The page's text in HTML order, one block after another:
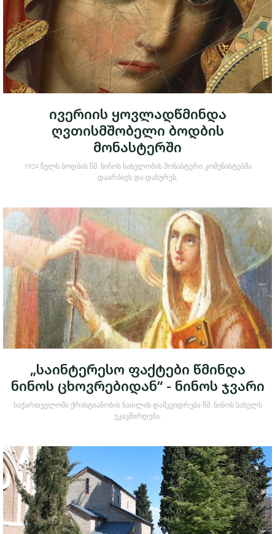
ივერიის ყოვლადწმინდა
ღვთისმშობელი ბოდბის
მონასტერში
1924 წელს ბოდბის წმ. ნინოს სახელობის მონასტერი კომუნისტებმა
დაარბიეს და დახურეს.
„საინტერესო ფაქტები წმინდა
ნინოს ცხოვრებიდან“ - ნინოს ჯვარი
საქართველოში ქრისტიანობის ნათლის დამკვიდრება წმ. ნინოს სახელს
უკავშირდება.